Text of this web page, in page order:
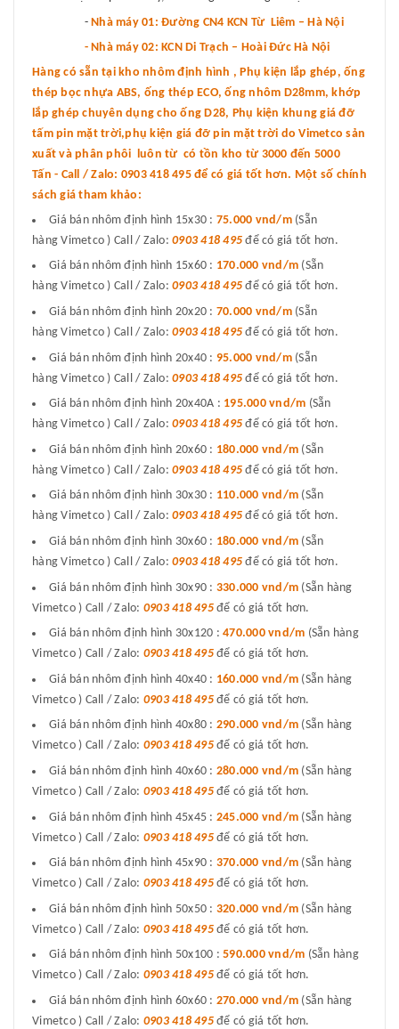
- Nhà máy 01: Đường CN4 KCN Từ Liêm – Hà Nội
- Nhà máy 02: KCN Di Trạch – Hoài Đức Hà Nội
Hàng có sẵn tại kho nhôm định hình , Phụ kiện lắp ghép, ống
thép bọc nhựa ABS, ống thép ECO, ống nhôm D28mm, khớp
lắp ghép chuyên dụng cho ống D28, Phụ kiện khung giá đỡ
tấm pin mặt trời,phụ kiện giá đỡ pin mặt trời do Vimetco sản
xuất và phân phôi luôn từ có tồn kho từ 3000 đến 5000
Tấn - Call / Zalo: 0903 418 495 để có giá tốt hơn. Một số chính
sách giá tham khảo:
Giá bán nhôm định hình 15x30 : 75.000 vnd/m (Sẵn
hàng Vimetco ) Call / Zalo: 0903 418 495 để có giá tốt hơn.
Giá bán nhôm định hình 15x60 : 170.000 vnd/m (Sẵn
hàng Vimetco ) Call / Zalo: 0903 418 495 để có giá tốt hơn.
Giá bán nhôm định hình 20x20 : 70.000 vnd/m (Sẵn
hàng Vimetco ) Call / Zalo: 0903 418 495 để có giá tốt hơn.
Giá bán nhôm định hình 20x40 : 95.000 vnd/m (Sẵn
hàng Vimetco ) Call / Zalo: 0903 418 495 để có giá tốt hơn.
Giá bán nhôm định hình 20x40A : 195.000 vnd/m (Sẵn
hàng Vimetco ) Call / Zalo: 0903 418 495 để có giá tốt hơn.
Giá bán nhôm định hình 20x60 : 180.000 vnd/m (Sẵn
hàng Vimetco ) Call / Zalo: 0903 418 495 để có giá tốt hơn.
Giá bán nhôm định hình 30x30 : 110.000 vnd/m (Sẵn
hàng Vimetco ) Call / Zalo: 0903 418 495để có giá tốt hơn.
Giá bán nhôm định hình 30x60 : 180.000 vnd/m (Sẵn
hàng Vimetco ) Call / Zalo: 0903 418 495 để có giá tốt hơn.
Giá bán nhôm định hình 30x90 : 330.000 vnd/m (Sẵn hàng
Vimetco ) Call / Zalo: 0903 418 495 để có giá tốt hơn.
Giá bán nhôm định hình 30x120 : 470.000 vnd/m (Sẵn hàng
Vimetco ) Call / Zalo: 0903 418 495để có giá tốt hơn.
Giá bán nhôm định hình 40x40 : 160.000 vnd/m (Sẵn hàng
Vimetco ) Call / Zalo: 0903 418 495để có giá tốt hơn.
Giá bán nhôm định hình 40x80 : 290.000 vnd/m (Sẵn hàng
Vimetco ) Call / Zalo: 0903 418 495để có giá tốt hơn.
Giá bán nhôm định hình 40x60 : 280.000 vnd/m (Sẵn hàng
Vimetco ) Call / Zalo: 0903 418 495để có giá tốt hơn.
Giá bán nhôm định hình 45x45 : 245.000 vnd/m (Sẵn hàng
Vimetco ) Call / Zalo: 0903 418 495 để có giá tốt hơn.
Giá bán nhôm định hình 45x90 : 370.000 vnd/m (Sẵn hàng
Vimetco ) Call / Zalo: 0903 418 495để có giá tốt hơn.
Giá bán nhôm định hình 50x50 : 320.000 vnd/m (Sẵn hàng
Vimetco ) Call / Zalo: 0903 418 495để có giá tốt hơn.
Giá bán nhôm định hình 50x100 : 590.000 vnd/m (Sẵn hàng
Vimetco ) Call / Zalo: 0903 418 495để có giá tốt hơn.
Giá bán nhôm định hình 60x60 : 270.000 vnd/m (Sẵn hàng
Vimetco ) Call / Zalo: 0903 418 495để có giá tốt hơn.